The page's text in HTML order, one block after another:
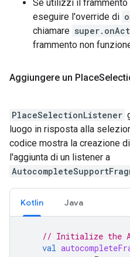
Se utilizzi il
eseguire l'override di
chiamare
frammento non
Aggiungere un Place
PlaceSelectionListener
luogo in risposta alla
codice mostra la creazione
l'aggiunta di un listener a
Kotlin Java
// Initialize the
val